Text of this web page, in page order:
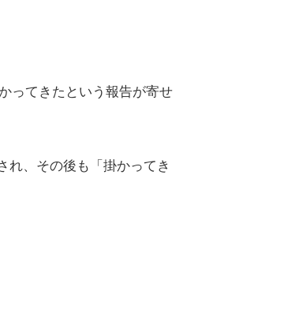
ってきたという報告が寄せ
れ、その後も「掛かってき